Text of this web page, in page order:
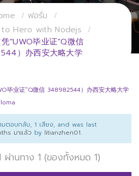
าลัยราชภัฏสวนสุนันทา
ฟอรั่ม
Hero with Nodejs
“UWO毕业证”Q微信
）办西安大略大学
毕业证”Q微信 348982544）办西安大略大学
ตอบกลับ, 1 เสียง, and was last
มาแล้ว by litianzhen01.
านทาง 1 (ของทั้งหมด 1)